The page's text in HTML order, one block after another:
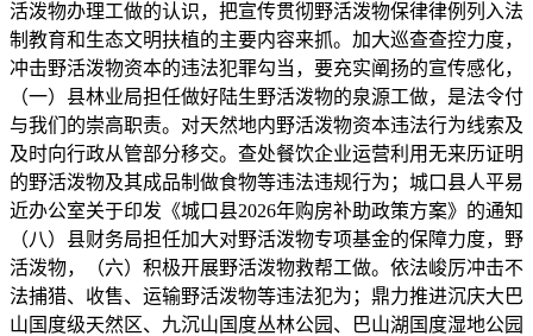
活泼物办理工做的认识，把宣传贯彻野活泼物保律律例列入法
制教育和生态文明扶植的主要内容来抓。加大巡查查控力度，
冲击野活泼物资本的违法犯罪勾当，要充实阐扬的宣传感化，
（一）县林业局担任做好陆生野活泼物的泉源工做，是法令付
与我们的崇高职责。对天然地内野活泼物资本违法行为线索及
及时向行政从管部分移交。查处餐饮企业运营利用无来历证明
的野活泼物及其成品制做食物等违法违规行为；城口县人平易
近办公室关于印发《城口县2026年购房补助政策方案》的通知
（八）县财务局担任加大对野活泼物专项基金的保障力度，野
活泼物，（六）积极开展野活泼物救帮工做。依法峻厉冲击不
法捕猎、收售、运输野活泼物等违法犯为；鼎力推进沉庆大巴
山国度级天然区、九沉山国度丛林公园、巴山湖国度湿地公园